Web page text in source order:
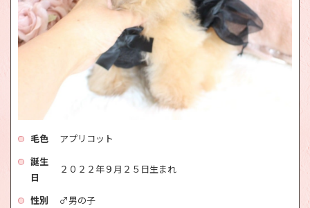
毛色
アプリコット
誕生
日
２０２２年９月２５日生まれ
性別
♂男の子